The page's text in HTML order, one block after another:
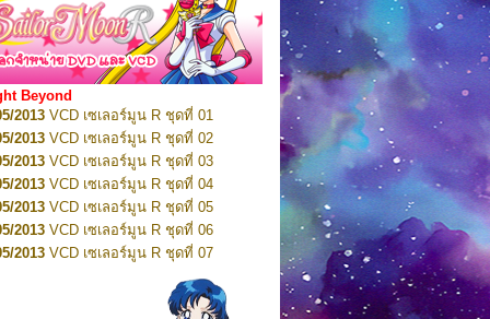
2012VCD เซเลอร์มูน ชุดที่ 11
2012VCD เซเลอร์มูน ชุดที่ 12
2012VCD เซเลอร์มูน ชุดที่ 13
2012VCD เซเลอร์มูน ชุดที่ 14
2012 VCD เซเลอร์มูน ชุดที่ 15
VCD เซเลอร์มูน ชุดที่ 16
VCD เซเลอร์มูน ชุดที่ 17
VCD เซเลอร์มูน ชุดที่ 18
VCD เซเลอร์มูน ชุดที่ 19
VCD เซเลอร์มูน ชุดที่ 20
VCD เซเลอร์มูน ชุดที่ 21
VCD เซเลอร์มูน ชุดที่ 22
VCD เซเลอร์มูน ชุดที่ 23
DVD เซเลอร์มูน ชุดที่ 01
Beyond
2013 VCD เซเลอร์มูน R ชุดที่ 01
2013 VCD เซเลอร์มูน R ชุดที่ 02
2013 VCD เซเลอร์มูน R ชุดที่ 03
2013 VCD เซเลอร์มูน R ชุดที่ 04
2013 VCD เซเลอร์มูน R ชุดที่ 05
2013 VCD เซเลอร์มูน R ชุดที่ 06
2013 VCD เซเลอร์มูน R ชุดที่ 07
VCD เซเลอร์มูน R ชุดที่ 08
VCD เซเลอร์มูน R ชุดที่ 09